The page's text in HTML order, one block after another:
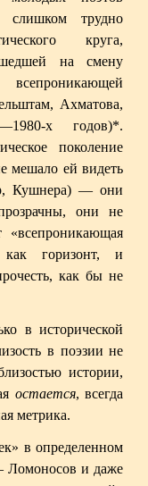
трудно
круга,
на смену
Ахматова,
х годов)*.
поколение
мешало ей видеть
Кушнера) — они
они не
горизонт, и
как бы не
исторической
в поэзии не
истории,
остается, всегда
метрика.
в определенном
и даже